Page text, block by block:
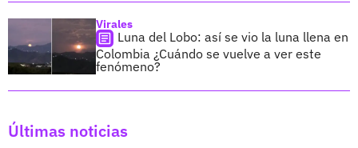
Virales
Luna del Lobo: así se vio la luna llena en
Colombia ¿Cuándo se vuelve a ver este
fenómeno?
Últimas noticias